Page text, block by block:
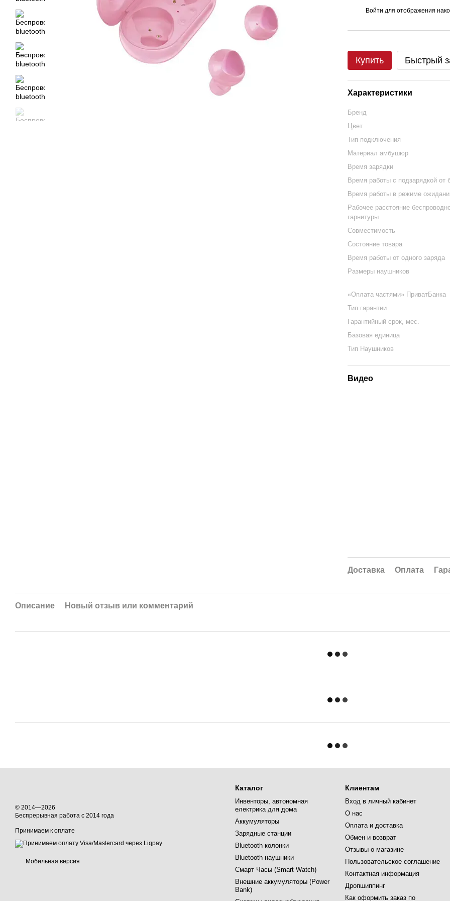
Войти для отображения
Купить Быстрый
Характеристики
Бренд
Цвет
Тип подключения
Материал амбушюр
Время зарядки
Время работы с подзарядкой от
Время работы в режиме
Рабочее расстояние
гарнитуры
Совместимость
Состояние товара
Время работы от одного заряда
Размеры наушников
«Оплата частями» ПриватБанка
Тип гарантии
Гарантийный срок, мес.
Базовая единица
Тип Наушников
Видео
Доставка Оплата
Описание Новый отзыв или комментарий
© 2014—2026
Беспрерывная работа с 2014 года
Принимаем к оплате
Мобильная версия
Каталог
Инвенторы, автономная
електрика для дома
Аккумуляторы
Зарядные станции
Bluetooth колонки
Bluetooth наушники
Смарт Часы (Smart Watch)
Внешние аккумуляторы (Power
Bank)
Клиентам
Вход в личный кабинет
О нас
Оплата и доставка
Обмен и возврат
Отзывы о магазине
Пользовательское соглашение
Контактная информация
Дропшиппинг
Как оформить заказ по